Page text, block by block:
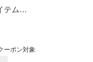
テム…
ーポン対象